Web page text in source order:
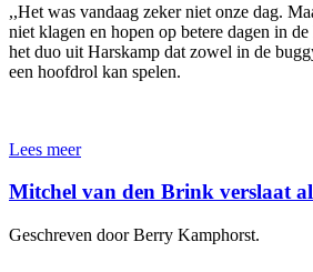
,,Het was vandaag zeker niet onze dag.
niet klagen en hopen op betere dagen in de
het duo uit Harskamp dat zowel in de
een hoofdrol kan spelen.
Lees meer
Mitchel van den Brink verslaat
Geschreven door Berry Kamphorst.